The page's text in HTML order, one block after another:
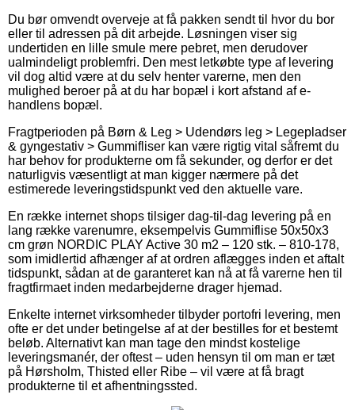
Du bør omvendt overveje at få pakken sendt til hvor du bor
eller til adressen på dit arbejde. Løsningen viser sig
undertiden en lille smule mere pebret, men derudover
ualmindeligt problemfri. Den mest letkøbte type af levering
vil dog altid være at du selv henter varerne, men den
mulighed beroer på at du har bopæl i kort afstand af e-
handlens bopæl.
Fragtperioden på Børn & Leg > Udendørs leg > Legepladser
& gyngestativ > Gummifliser kan være rigtig vital såfremt du
har behov for produkterne om få sekunder, og derfor er det
naturligvis væsentligt at man kigger nærmere på det
estimerede leveringstidspunkt ved den aktuelle vare.
En række internet shops tilsiger dag-til-dag levering på en
lang række varenumre, eksempelvis Gummiflise 50x50x3
cm grøn NORDIC PLAY Active 30 m2 – 120 stk. – 810-178,
som imidlertid afhænger af at ordren aflægges inden et aftalt
tidspunkt, sådan at de garanteret kan nå at få varerne hen til
fragtfirmaet inden medarbejderne drager hjemad.
Enkelte internet virksomheder tilbyder portofri levering, men
ofte er det under betingelse af at der bestilles for et bestemt
beløb. Alternativt kan man tage den mindst kostelige
leveringsmanér, der oftest – uden hensyn til om man er tæt
på Hørsholm, Thisted eller Ribe – vil være at få bragt
produkterne til et afhentningssted.